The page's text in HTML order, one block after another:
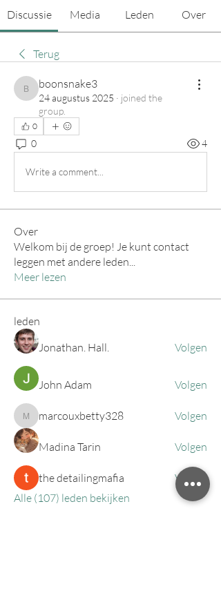
Discussie Media Leden Over
Terug
boonsnake3
boonsnake3
24 augustus 2025 · joined the
group.
0
0 4
Write a comment...
Over
Welkom bij de groep! Je kunt contact
leggen met andere leden
Meer lezen
leden
Jonathan. Hall.
Volgen
John Adam Volgen
marcouxbetty328
marcouxbetty328 Volgen
Madina Tarin Volgen
the detailingmafia
Volgen
Alle (107) leden bekijken